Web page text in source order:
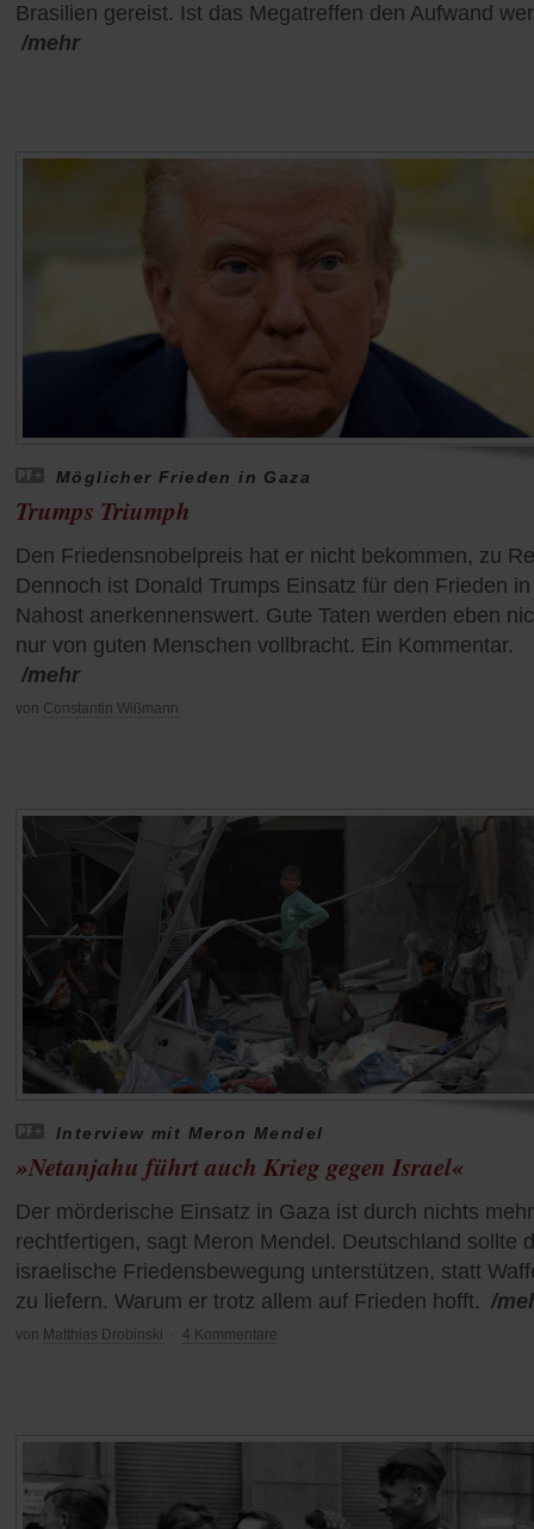
Brasilien gereist. Ist das Megatreffen den Aufwand
/mehr
Möglicher Frieden in Gaza
Trumps Triumph
Den Friedensnobelpreis hat er nicht bekommen, zu
Dennoch ist Donald Trumps Einsatz für den Frieden in
Nahost anerkennenswert. Gute Taten werden eben
nur von guten Menschen vollbracht. Ein Kommentar.
/mehr
von Constantin Wißmann
Interview mit Meron Mendel
»Netanjahu führt auch Krieg gegen Israel«
Der mörderische Einsatz in Gaza ist durch nichts
rechtfertigen, sagt Meron Mendel. Deutschland sollte
israelische Friedensbewegung unterstützen, statt
zu liefern. Warum er trotz allem auf Frieden hofft. /
von Matthias Drobinski 4 Kommentare